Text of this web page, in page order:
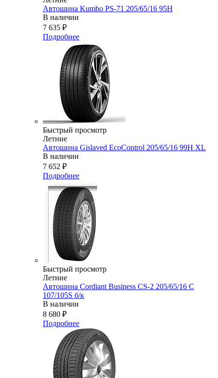
Автошина Kumho PS-71 205/65/16 95H
В наличии
7 635 ₽
Подробнее
Быстрый просмотр
Летние
Автошина Gislaved EcoControl 205/65/16 99H XL
В наличии
7 652 ₽
Подробнее
Быстрый просмотр
Летние
Автошина Cordiant Business CS-2 205/65/16 C
107/105S б/к
В наличии
8 680 ₽
Подробнее